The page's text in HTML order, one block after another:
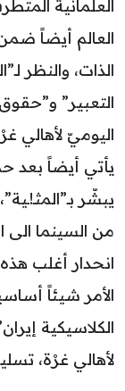
العلمانية
العالم أيضاً
الذات، والنظر
التعبير”
اليوميّ لأهالي
يأتي أيضاً بعد
يبشّر
من السينما الى
انحدار أغلب
الأمر شيئاً
الكلاسيكية
لأهالي غرْة،